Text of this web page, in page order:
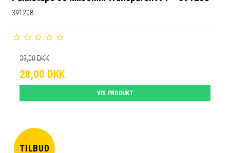
391208
39,00 DKK
28,00 DKK
VIS PRODUKT
TILBUD